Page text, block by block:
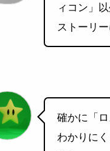
ィコン」
ストーリ
確かに「
わかりに